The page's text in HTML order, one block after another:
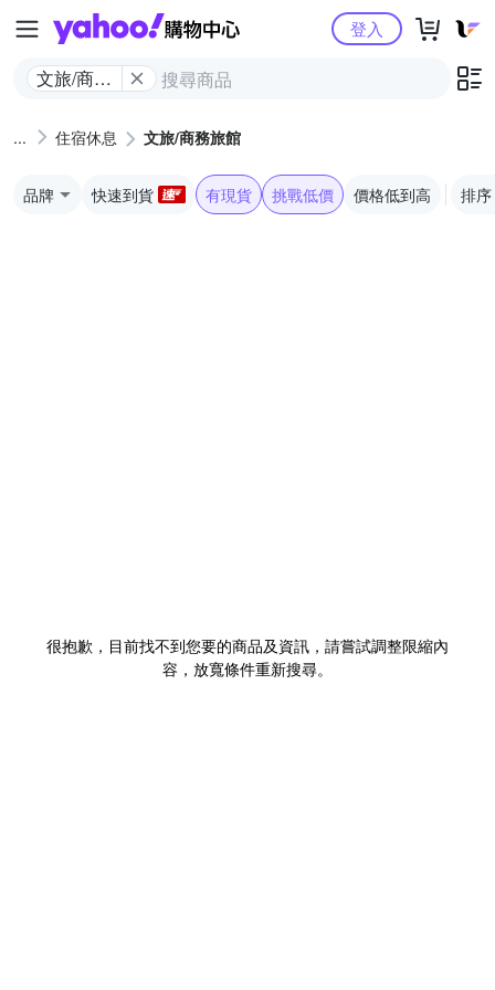
Yahoo購物中心
文旅/商務
登入
住宿休息 文旅/商務旅館
品牌 快速到貨 有現貨 挑戰低價 價格低到高 排序
很抱歉，目前找不到您要的商品及資訊，請嘗試調整限縮內
容，放寬條件重新搜尋。